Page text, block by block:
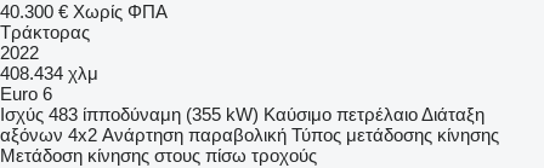
40.300 € Χωρίς ΦΠΑ
Τράκτορας
2022
408.434 χλμ
Euro 6
Ισχύς 483 ίπποδύναμη (355 kW) Καύσιμο πετρέλαιοΔιάταξη
αξόνων 4x2 Ανάρτηση παραβολική Τύπος μετάδοσης κίνησης
Μετάδοση κίνησης στους πίσω τροχούς